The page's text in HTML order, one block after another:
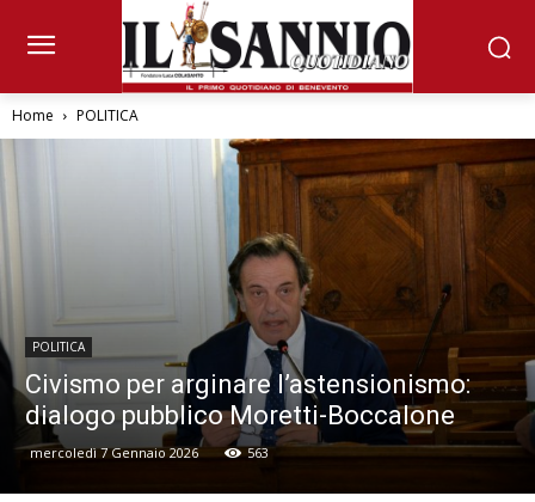
Home POLITICA
POLITICA
Civismo per arginare l’astensionismo:
dialogo pubblico Moretti-Boccalone
mercoledì 7 Gennaio 2026 563